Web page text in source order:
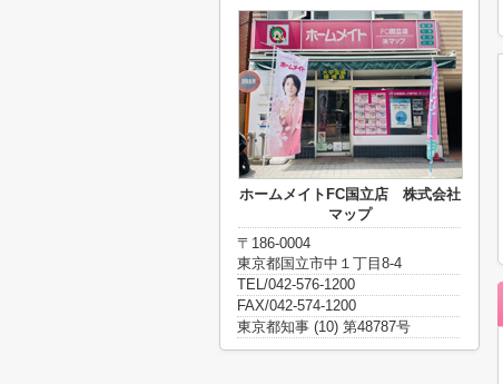
ホームメイトFC国立店 株式会社
マップ
〒186-0004
東京都国立市中１丁目8-4
TEL/042-576-1200
FAX/042-574-1200
東京都知事 (10) 第48787号